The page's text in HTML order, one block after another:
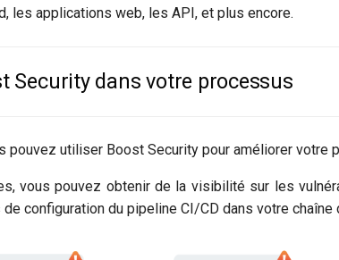
les applications web, les API, et plus encore.
Security dans votre processus
pouvez utiliser Boost Security pour améliorer votre
vous pouvez obtenir de la visibilité sur les
configuration du pipeline CI/CD dans votre